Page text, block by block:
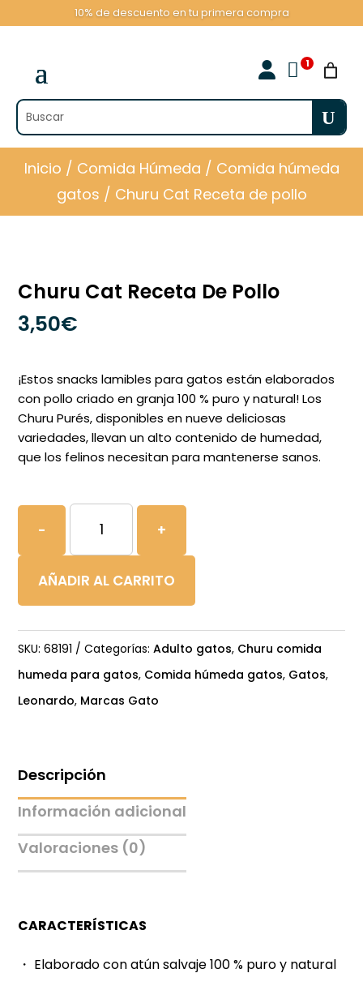
10% de descuento en tu primera compra

Inicio / Comida Húmeda / Comida húmeda
gatos / Churu Cat Receta de pollo
Churu Cat Receta De Pollo
3,50€
¡Estos snacks lamibles para gatos están elaborados
con pollo criado en granja 100 % puro y natural! Los
Churu Purés, disponibles en nueve deliciosas
variedades, llevan un alto contenido de humedad,
que los felinos necesitan para mantenerse sanos.
-
Churu
Cat
de
cantidad
+
AÑADIR AL CARRITO
SKU:68191 Categorías:Adulto gatos, Churu comida
humeda para gatos, Comida húmeda gatos, Gatos,
Leonardo, Marcas Gato
Descripción
Información adicional
Valoraciones (0)
CARACTERÍSTICAS
・ Elaborado con atún salvaje 100 % puro y natural